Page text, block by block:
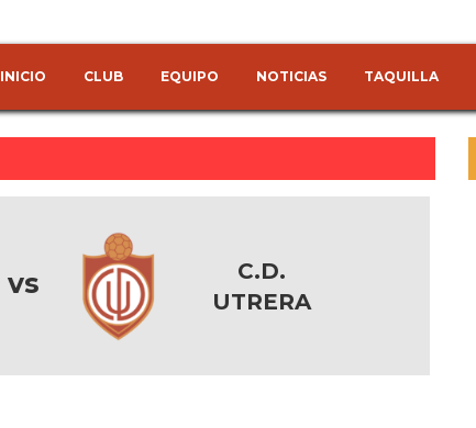
INICIO CLUB EQUIPO NOTICIAS TAQUILLA
vs
C.D.
UTRERA